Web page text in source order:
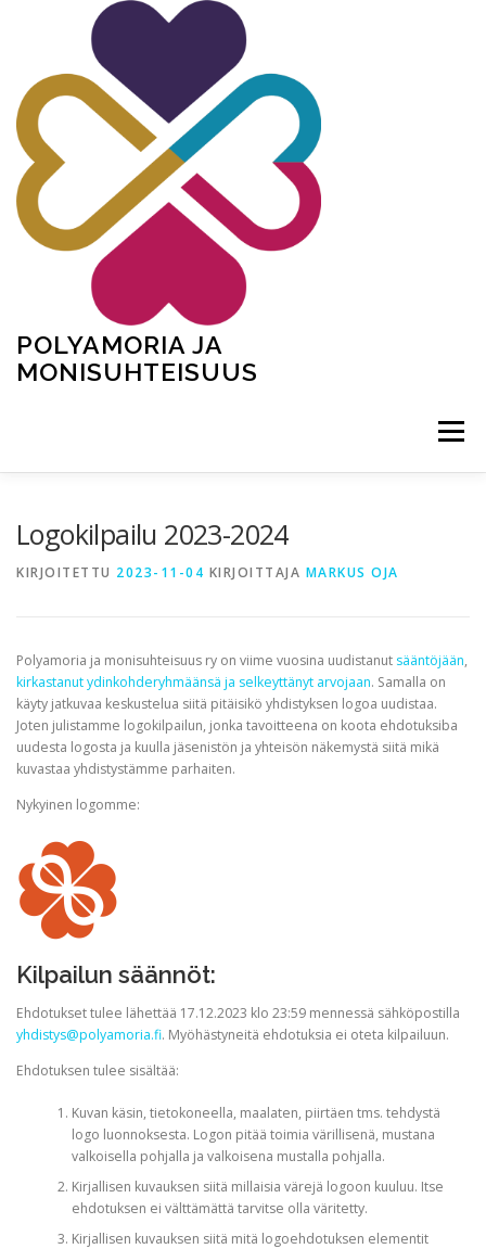
POLYAMORIA JA
MONISUHTEISUUS
Valikko
Logokilpailu 2023-2024
KIRJOITETTU 2023-11-04 KIRJOITTAJA MARKUS OJA
Polyamoria ja monisuhteisuus ry on viime vuosina uudistanut sääntöjään,
kirkastanut ydinkohderyhmäänsä ja selkeyttänyt arvojaan. Samalla on
käyty jatkuvaa keskustelua siitä pitäisikö yhdistyksen logoa uudistaa.
Joten julistamme logokilpailun, jonka tavoitteena on koota ehdotuksiba
uudesta logosta ja kuulla jäsenistön ja yhteisön näkemystä siitä mikä
kuvastaa yhdistystämme parhaiten.
Nykyinen logomme:
Kilpailun säännöt:
Ehdotukset tulee lähettää 17.12.2023 klo 23:59 mennessä sähköpostilla
yhdistys@polyamoria.fi. Myöhästyneitä ehdotuksia ei oteta kilpailuun.
Ehdotuksen tulee sisältää:
Kuvan käsin, tietokoneella, maalaten, piirtäen tms. tehdystä
logo luonnoksesta. Logon pitää toimia värillisenä, mustana
valkoisella pohjalla ja valkoisena mustalla pohjalla.
Kirjallisen kuvauksen siitä millaisia värejä logoon kuuluu. Itse
ehdotuksen ei välttämättä tarvitse olla väritetty.
Kirjallisen kuvauksen siitä mitä logoehdotuksen elementit